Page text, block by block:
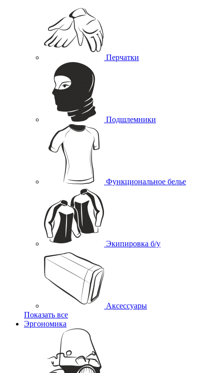
Перчатки
Подшлемники
Функциональное белье
Экипировка б/у
Аксессуары
Показать все
Эргономика